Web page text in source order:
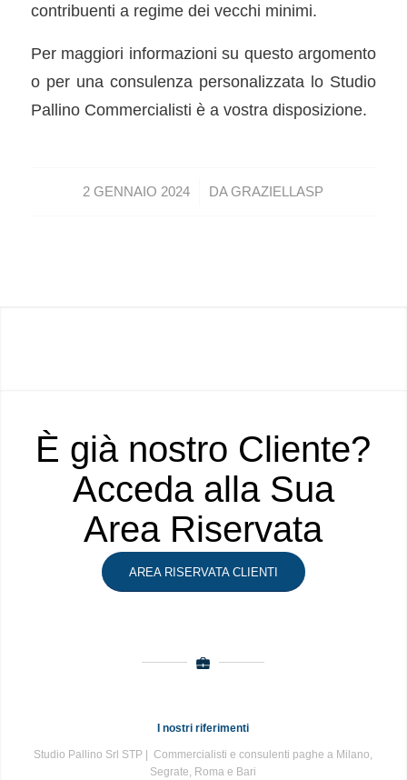
contribuenti a regime dei vecchi minimi.
Per maggiori informazioni su questo argomento
o per una consulenza personalizzata lo Studio
Pallino Commercialisti è a vostra disposizione.
2 GENNAIO 2024
/ DAGRAZIELLASP
È già nostro Cliente?
Acceda alla Sua
Area Riservata
AREA RISERVATA CLIENTI
I nostri riferimenti
Studio Pallino Srl STP | Commercialisti e consulenti paghe a Milano,
Segrate, Roma e Bari